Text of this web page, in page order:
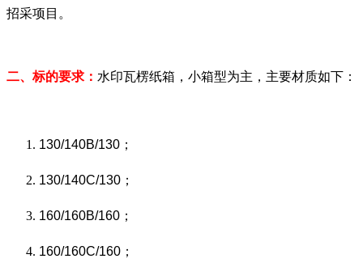
招采项目。
二、标的要求： 水印瓦楞纸箱，小箱型为主，主要材质如下：
130/140B/130；
130/140C/130；
160/160B/160；
160/160C/160；